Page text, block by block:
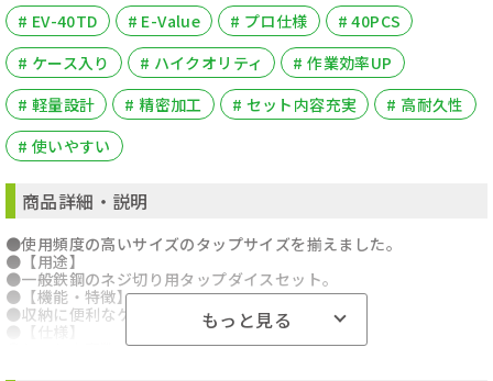
# EV-40TD
# E-Value # プロ仕様
# 40PCS
# ケース入り
# ハイクオリティ
# 作業効率UP
# 軽量設計
# 精密加工 # セット内容充実
# 高耐久性
# 使いやすい
商品詳細・説明
●使用頻度の高いサイズのタップサイズを揃えました。
●【用途】
●一般鉄鋼のネジ切り用タップダイスセット。
●【機能・特徴】
●収納に便利なケース入りです。
●【仕様】
●セット内容数:40PCS。
もっと見る